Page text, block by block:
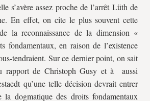
s’avère assez proche de l’arrêt Lüth de
En effet, on cite le plus souvent cette
la reconnaissance de la dimension «
fondamentaux, en raison de l’existence
tendraient. Sur ce dernier point, on sait
rapport de Christoph Gusy et à aussi
qu’une telle décision devrait entrer
dogmatique des droits fondamentaux